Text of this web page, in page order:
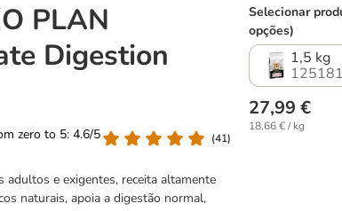
PLAN
Digestion
zero to 5: 4.6/5
(41)
adultos e exigentes, receita altamente
naturais, apoia a digestão normal,
Selecionar
opções)
1,5 kg
27,99 €
18,66 € / kg